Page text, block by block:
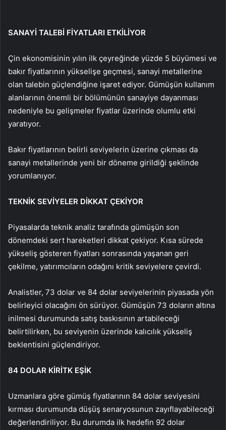
SANAYİ TALEBİ FİYATLARI ETKİLİYOR
Çin ekonomisinin yılın ilk çeyreğinde yüzde 5 büyümesi ve
bakır fiyatlarının yükselişe geçmesi, sanayi metallerine
olan talebin güçlendiğine işaret ediyor. Gümüşün kullanım
alanlarının önemli bir bölümünün sanayiye dayanması
nedeniyle bu gelişmeler fiyatlar üzerinde olumlu etki
yaratıyor.
Bakır fiyatlarının belirli seviyelerin üzerine çıkması da
sanayi metallerinde yeni bir döneme girildiği şeklinde
yorumlanıyor.
TEKNİK SEVİYELER DİKKAT ÇEKİYOR
Piyasalarda teknik analiz tarafında gümüşün son
dönemdeki sert hareketleri dikkat çekiyor. Kısa sürede
yükseliş gösteren fiyatları sonrasında yaşanan geri
çekilme, yatırımcıların odağını kritik seviyelere çevirdi.
Analistler, 73 dolar ve 84 dolar seviyelerinin piyasada yön
belirleyici olacağını ön sürüyor. Gümüşün 73 doların altına
inilmesi durumunda satış baskısının artabileceği
belirtilirken, bu seviyenin üzerinde kalıcılık yükseliş
beklentisini güçlendiriyor.
84 DOLAR KİRİTK EŞİK
Uzmanlara göre gümüş fiyatlarının 84 dolar seviyesini
kırması durumunda düşüş senaryosunun zayıflayabileceği
değerlendiriliyor. Bu durumda ilk hedefin 92 dolar